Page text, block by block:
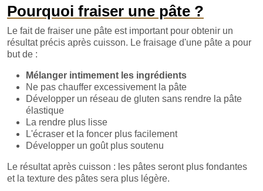
Pourquoi fraiser une pâte ?
Le fait de fraiser une pâte est important pour obtenir un
résultat précis après cuisson. Le fraisage d'une pâte a pour
but de :
Mélanger intimement les ingrédients
Ne pas chauffer excessivement la pâte
Développer un réseau de gluten sans rendre la pâte
élastique
La rendre plus lisse
L'écraser et la foncer plus facilement
Développer un goût plus soutenu
Le résultat après cuisson : les pâtes seront plus fondantes
et la texture des pâtes sera plus légère.